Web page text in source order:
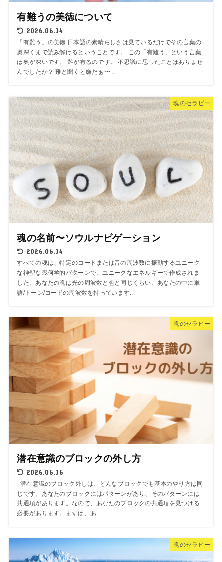
有難うの美徳について
2026.06.04
「有難う」の美徳 日本語の素晴らしさは見ているだけでその言葉の
奥深くまで読み解けるということです。 この「有難う」という言葉
は奥が深いです。 難が有るのです。 不思議に思ったことはありませ
んでしたか？ 難と聞くと嫌だぁ〜...
魂のセラピー
魂の名前〜ソウルナビゲーション
2026.06.04
すべての魂は、特定のコードまたは音の周波数に振動するユニーク
な神聖な幾何学的パターンで、ユニークなエネルギーで作成されま
した。あなたの魂は光の周波数と色と同じくらい、あなたの中に単
語/トーン/コードの周波数を持っています...
魂のセラピー
潜在意識のブロックの外し方
2026.06.06
潜在意識のブロック外しは、どんなブロックでも基本のやり方は同
じです。あなたのブロックにはパターンがあり、そのパターンには
共通項があります。なので、あなたのブロックの共通項を見つける
必要があります。まずは、あ...
魂のセラピー